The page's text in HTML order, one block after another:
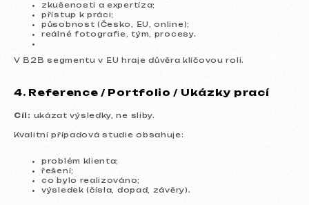
zkušenosti a expertíza;
přístup k práci;
působnost (Česko, EU, online);
reálné fotografie, tým, procesy.
V B2B segmentu v EU hraje důvěra klíčovou roli.
4. Reference / Portfolio / Ukázky prací
Cíl: ukázat výsledky, ne sliby.
Kvalitní případová studie obsahuje:
problém klienta;
řešení;
co bylo realizováno;
výsledek (čísla, dopad, závěry).